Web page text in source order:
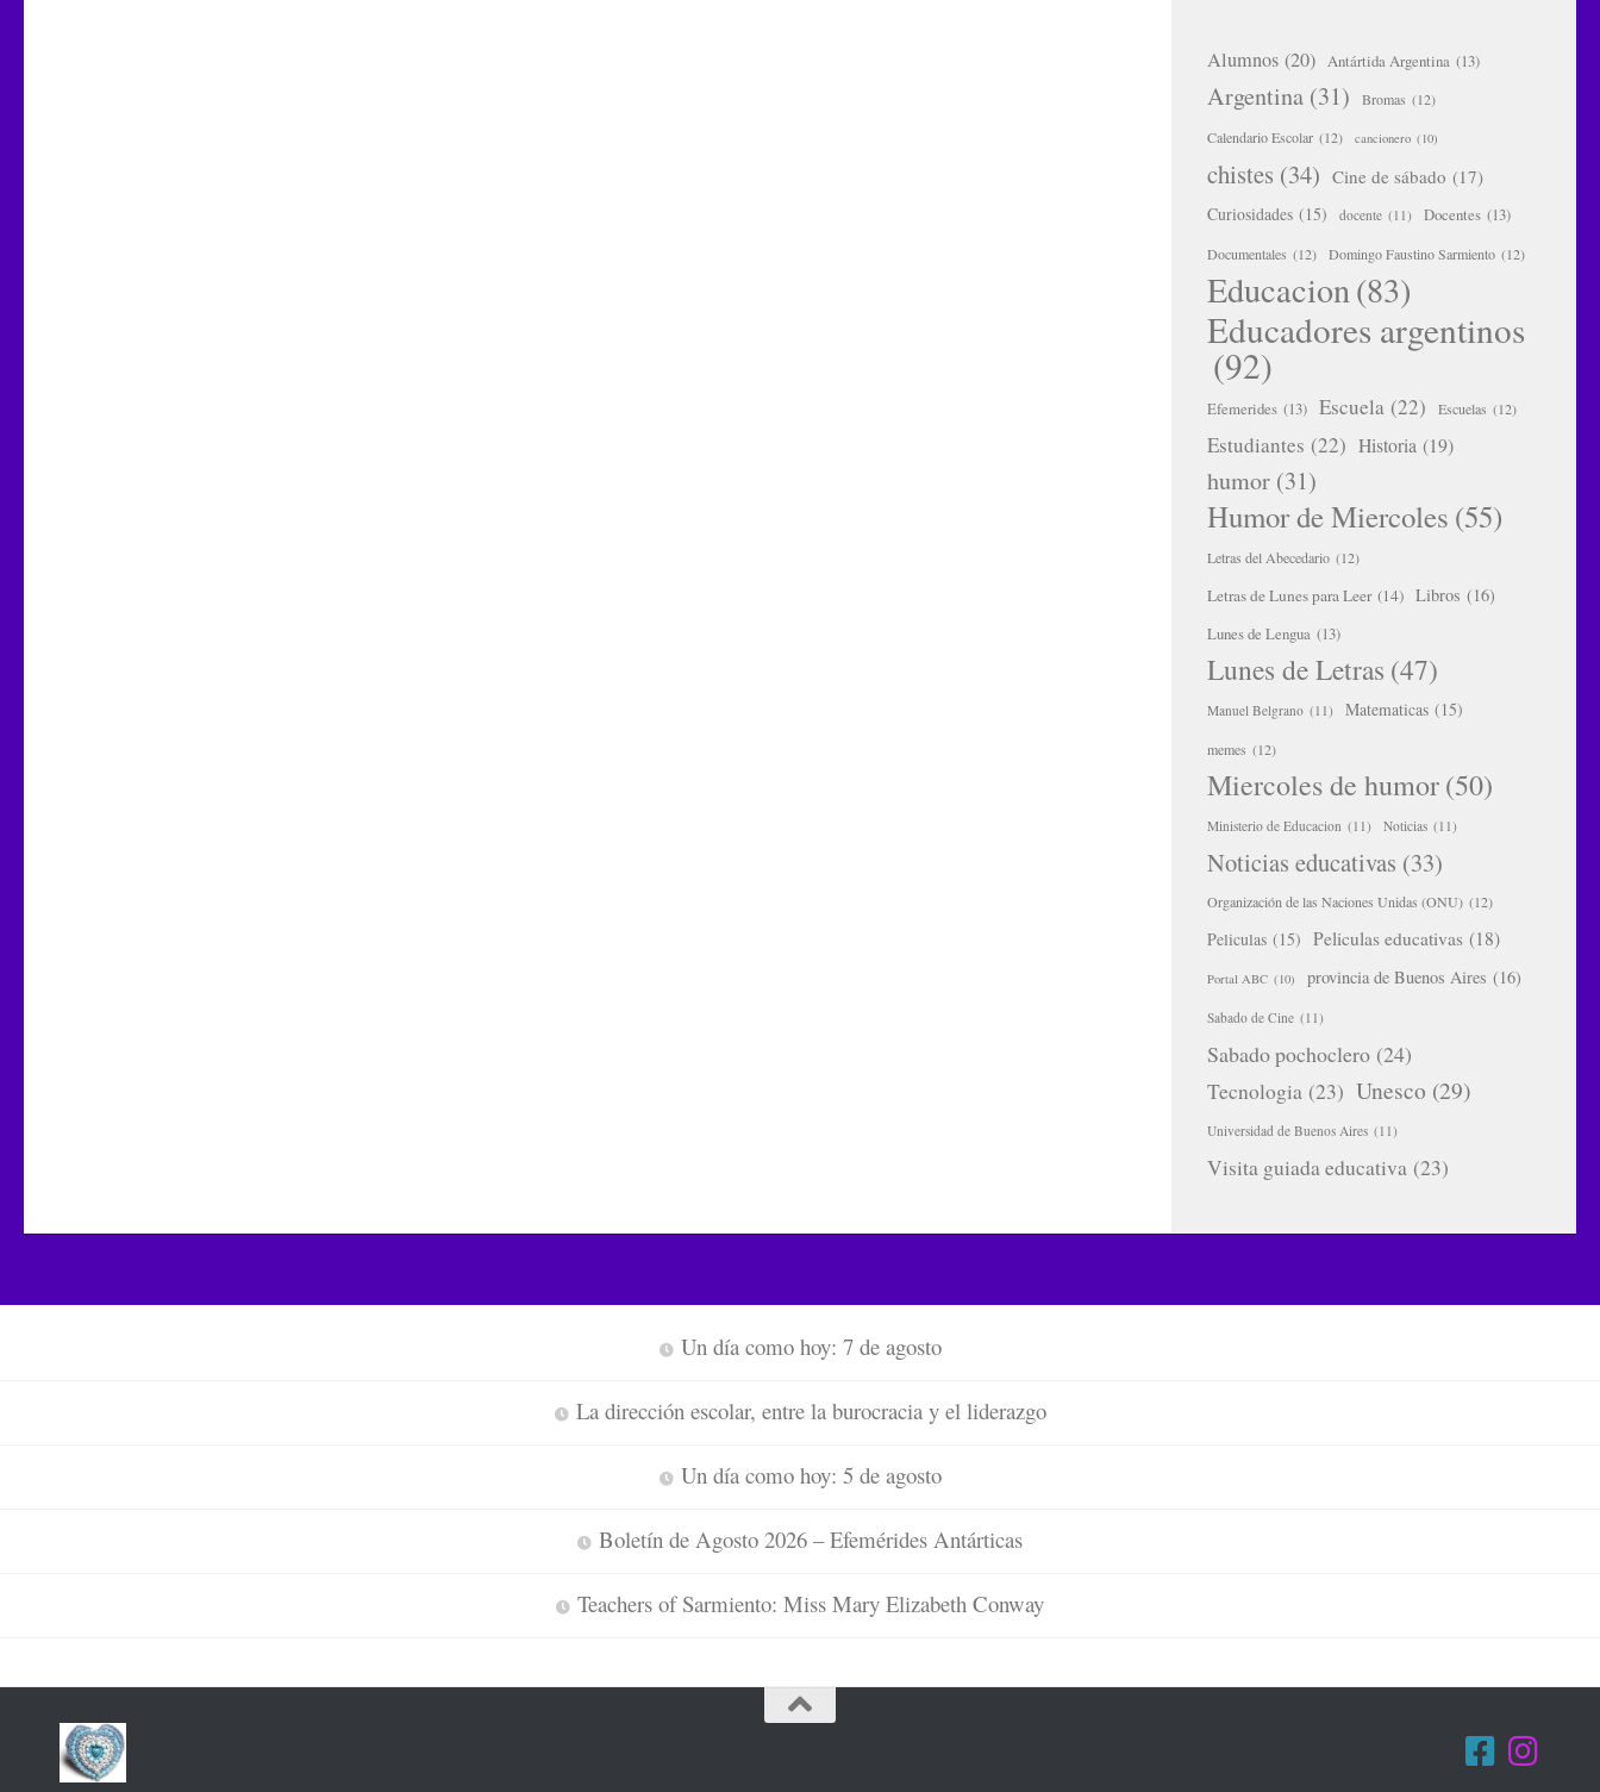
Alumnos (20) Antártida Argentina (13)
Argentina (31) Bromas (12)
Calendario Escolar (12) cancionero (10)
chistes (34) Cine de sábado (17)
Curiosidades (15) docente (11) Docentes (13)
Documentales (12) Domingo Faustino Sarmiento (12)
Educacion(83)
Educadores argentinos
(92)
Efemerides (13) Escuela (22) Escuelas (12)
Estudiantes (22) Historia (19)
humor (31)
Humor de Miercoles (55)
Letras del Abecedario (12)
Letras de Lunes para Leer (14) Libros (16)
Lunes de Lengua (13)
Lunes de Letras (47)
Manuel Belgrano (11) Matematicas (15)
memes (12)
Miercoles de humor(50)
Ministerio de Educacion (11) Noticias (11)
Noticias educativas (33)
Organización de las Naciones Unidas (ONU) (12)
Peliculas (15) Peliculas educativas (18)
Portal ABC (10) provincia de Buenos Aires (16)
Sabado de Cine (11)
Sabado pochoclero (24)
Tecnologia (23) Unesco (29)
Universidad de Buenos Aires (11)
Visita guiada educativa (23)
Un día como hoy: 7 de agosto
La dirección escolar, entre la burocracia y el liderazgo
Un día como hoy: 5 de agosto
Boletín de Agosto 2026 – Efemérides Antárticas
Teachers of Sarmiento: Miss Mary Elizabeth Conway